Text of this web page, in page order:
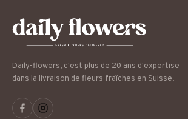
Daily-flowers, c'est plus de 20 ans d'expertise
dans la livraison de fleurs fraîches en Suisse.